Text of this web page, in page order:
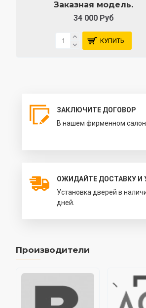
Заказная модель.
34 000 Руб
КУПИТЬ
ЗАКЛЮЧИТЕ ДОГОВОР
В нашем фирменном
ОЖИДАЙТЕ ДОСТАВКУ И
Установка дверей в
дней.
Производители